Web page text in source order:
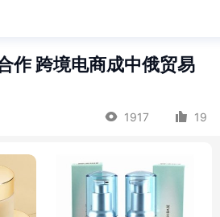
作 跨境电商成中俄贸易
1917 19